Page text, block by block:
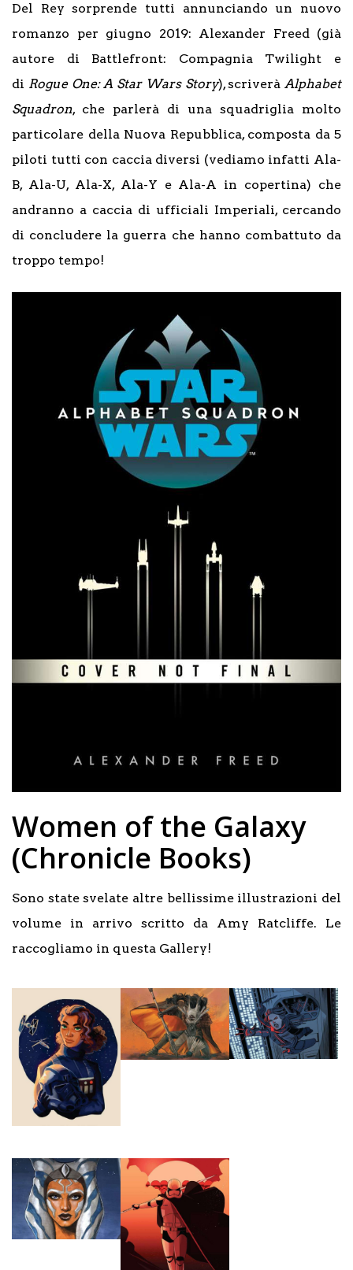
Del Rey sorprende tutti annunciando un nuovo
romanzo per giugno 2019: Alexander Freed (già
autore di Battlefront: Compagnia Twilight e
di Rogue One: A Star Wars Story), scriverà Alphabet
Squadron, che parlerà di una squadriglia molto
particolare della Nuova Repubblica, composta da 5
piloti tutti con caccia diversi (vediamo infatti Ala-
B, Ala-U, Ala-X, Ala-Y e Ala-A in copertina) che
andranno a caccia di ufficiali Imperiali, cercando
di concludere la guerra che hanno combattuto da
troppo tempo!
Women of the Galaxy
(Chronicle Books)
Sono state svelate altre bellissime illustrazioni del
volume in arrivo scritto da Amy Ratcliffe. Le
raccogliamo in questa Gallery!